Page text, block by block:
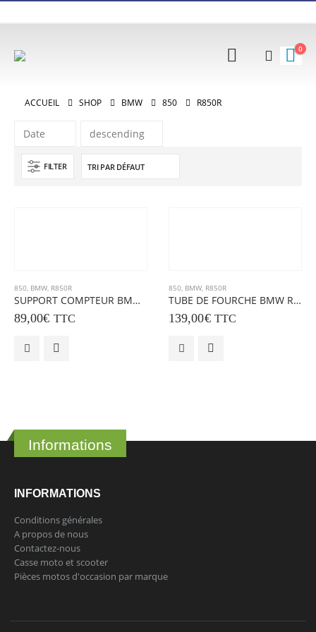
0
ACCUEIL SHOP BMW 850 R850R
FILTER
850, BMW, R850R
SUPPORT COMPTEUR BMW R850R
89,00€ TTC
850, BMW, R850R
TUBE DE FOURCHE BMW R850R
139,00€ TTC
Informations
INFORMATIONS
Conditions générales
A propos de nous
Contactez-nous
Casse moto et scooter
Pièces motos d'occasion par marque